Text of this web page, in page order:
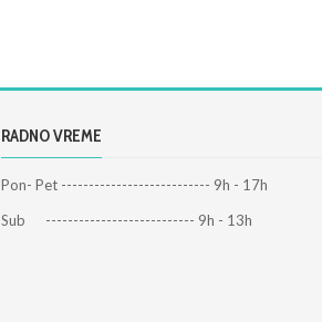
RADNO VREME
Pon- Pet --------------------------- 9h - 17h
Sub --------------------------- 9h - 13h